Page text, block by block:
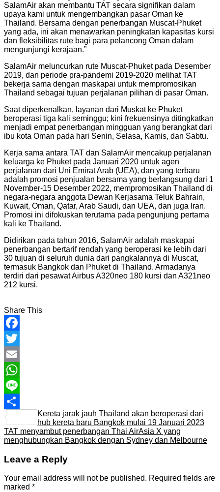
SalamAir akan membantu TAT secara signifikan dalam
upaya kami untuk mengembangkan pasar Oman ke
Thailand. Bersama dengan penerbangan Muscat-Phuket
yang ada, ini akan menawarkan peningkatan kapasitas kursi
dan fleksibilitas rute bagi para pelancong Oman dalam
mengunjungi kerajaan.”
SalamAir meluncurkan rute Muscat-Phuket pada Desember
2019, dan periode pra-pandemi 2019-2020 melihat TAT
bekerja sama dengan maskapai untuk mempromosikan
Thailand sebagai tujuan perjalanan pilihan di pasar Oman.
Saat diperkenalkan, layanan dari Muskat ke Phuket
beroperasi tiga kali seminggu; kini frekuensinya ditingkatkan
menjadi empat penerbangan mingguan yang berangkat dari
ibu kota Oman pada hari Senin, Selasa, Kamis, dan Sabtu.
Kerja sama antara TAT dan SalamAir mencakup perjalanan
keluarga ke Phuket pada Januari 2020 untuk agen
perjalanan dari Uni Emirat Arab (UEA), dan yang terbaru
adalah promosi penjualan bersama yang berlangsung dari 1
November-15 Desember 2022, mempromosikan Thailand di
negara-negara anggota Dewan Kerjasama Teluk Bahrain,
Kuwait, Oman, Qatar, Arab Saudi, dan UEA, dan juga Iran.
Promosi ini difokuskan terutama pada pengunjung pertama
kali ke Thailand.
Didirikan pada tahun 2016, SalamAir adalah maskapai
penerbangan bertarif rendah yang beroperasi ke lebih dari
30 tujuan di seluruh dunia dari pangkalannya di Muscat,
termasuk Bangkok dan Phuket di Thailand. Armadanya
terdiri dari pesawat Airbus A320neo 180 kursi dan A321neo
212 kursi.
Share This
Facebook
Twitter
Email
WhatsApp
Line
Share
Kereta jarak jauh Thailand akan beroperasi dari
hub kereta baru Bangkok mulai 19 Januari 2023
TAT menyambut penerbangan Thai AirAsia X yang
menghubungkan Bangkok dengan Sydney dan Melbourne
Leave a Reply
Your email address will not be published. Required fields are
marked *